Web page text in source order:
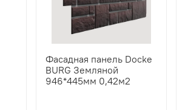
Фасадная панель Docke
BURG Земляной
946*445мм 0,42м2